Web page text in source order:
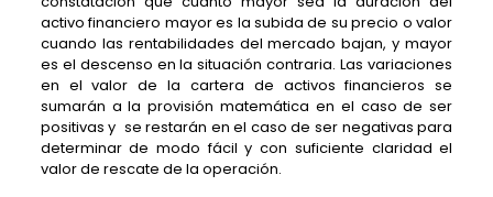
activo financiero mayor es la subida de su precio o valor
cuando las rentabilidades del mercado bajan, y mayor
es el descenso en la situación contraria. Las variaciones
en el valor de la cartera de activos financieros se
sumarán a la provisión matemática en el caso de ser
positivas y se restarán en el caso de ser negativas para
determinar de modo fácil y con suficiente claridad el
valor de rescate de la operación.